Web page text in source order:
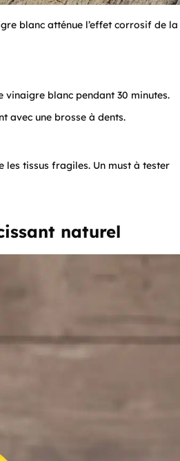
blanc atténue l’effet corrosif de la
vinaigre blanc pendant 30 minutes.
avec une brosse à dents.
les tissus fragiles. Un must à tester
naturel